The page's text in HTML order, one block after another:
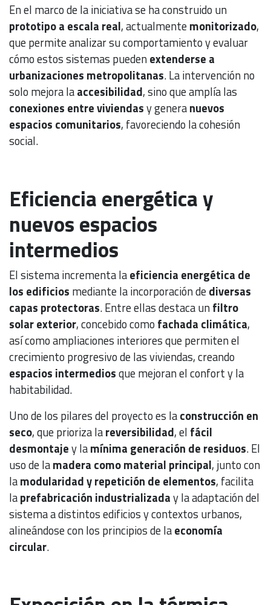
En el marco de la iniciativa se ha construido un
prototipo a escala real, actualmentemonitorizado,
que permite analizar su comportamiento y evaluar
cómo estos sistemas puedenextenderse a
urbanizaciones metropolitanas. La intervención no
solo mejora laaccesibilidad, sino que amplía las
conexiones entre viviendasy generanuevos
espacios comunitarios, favoreciendo la cohesión
social.
Eficiencia energética y
nuevos espacios
intermedios
El sistema incrementa laeficiencia energética de
los edificios mediante la incorporación dediversas
capas protectoras. Entre ellas destaca unfiltro
solar exterior, concebido como fachada climática,
así como ampliaciones interiores que permiten el
crecimiento progresivo de las viviendas, creando
espacios intermediosque mejoran el confort y la
habitabilidad.
Uno de los pilares del proyecto es laconstrucción en
seco, que prioriza lareversibilidad, el fácil
desmontajey lamínima generación de residuos. El
uso de lamadera como material principal, junto con
lamodularidad y repetición de elementos, facilita
laprefabricación industrializaday la adaptación del
sistema a distintos edificios y contextos urbanos,
alineándose con los principios de laeconomía
circular.